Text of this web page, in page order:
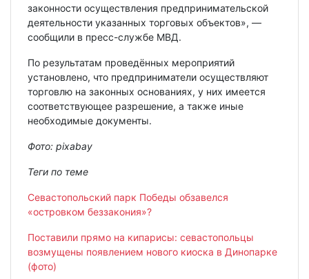
законности осуществления предпринимательской
деятельности указанных торговых объектов», —
сообщили в пресс-службе МВД.
По результатам проведённых мероприятий
установлено, что предприниматели осуществляют
торговлю на законных основаниях, у них имеется
соответствующее разрешение, а также иные
необходимые документы.
Фото: pixabay
Теги по теме
Севастопольский парк Победы обзавелся
«островком беззакония»?
Поставили прямо на кипарисы: севастопольцы
возмущены появлением нового киоска в Динопарке
(фото)